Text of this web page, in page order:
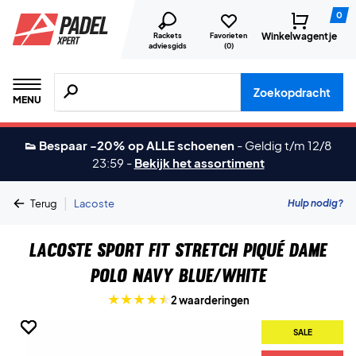
Rackets
adviesgids
Favorieten
(0)
0
Winkelwagentje
MENU
Zoeken naar producten, merken etc.
Zoekopdracht
👟 Bespaar -20% op ALLE schoenen - Geldig t/m 12/8
23:59 - Bekijk het assortiment
Terug | Lacoste Hulp nodig?
Lacoste Sport Fit Stretch Piqué Dame
Polo Navy Blue/White
2 waarderingen
SALE
SALE
SALE
SALE